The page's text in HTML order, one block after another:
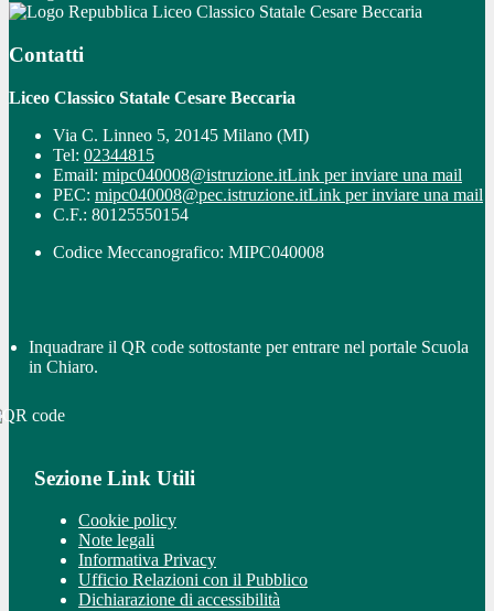
Liceo Classico Statale Cesare Beccaria
Contatti
Liceo Classico Statale Cesare Beccaria
Via C. Linneo 5, 20145 Milano (MI)
Tel: 02344815
Email: mipc040008@istruzione.itLink per inviare una mail
PEC: mipc040008@pec.istruzione.itLink per inviare una mail
C.F.: 80125550154
Codice Meccanografico: MIPC040008
Inquadrare il QR code sottostante per entrare nel portale Scuola
in Chiaro.
Sezione Link Utili
Cookie policy
Note legali
Informativa Privacy
Ufficio Relazioni con il Pubblico
Dichiarazione di accessibilità